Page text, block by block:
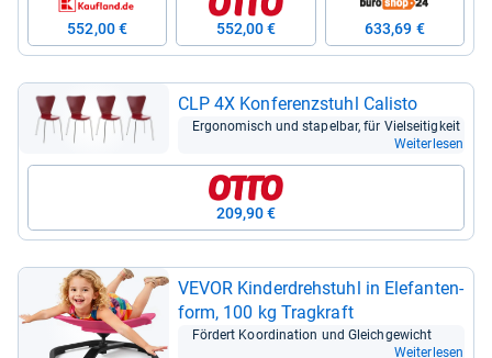
552,00 € 552,00 € 633,69 €
CLP 4X Kon­fe­renz­stuhl Cali­sto
Ergo­no­misch und sta­pel­bar, für Viel­sei­tig­keit
Weiterlesen
209,90 €
VEVOR Kin­der­dreh­stuhl in Ele­fan­ten­
form, 100 kg Trag­kraft
För­dert Koor­di­na­tion und Gleich­ge­wicht
Weiterlesen